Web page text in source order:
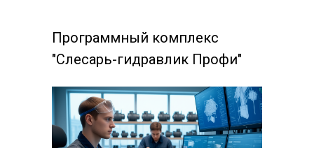
Программный комплекс
"Слесарь-гидравлик Профи"